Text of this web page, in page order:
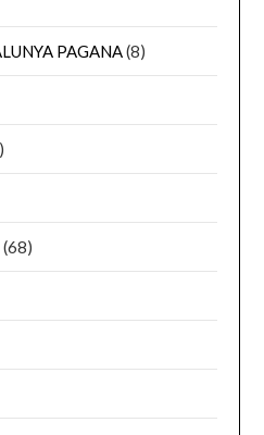
PAGANA(8)
(68)